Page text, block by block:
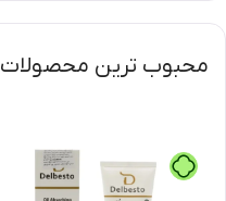
محبوب ترین محصولات